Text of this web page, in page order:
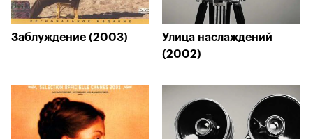
Заблуждение (2003)
Улица наслаждений
(2002)